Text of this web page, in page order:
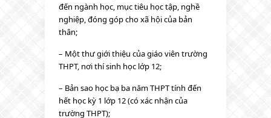
đến ngành học, mục tiêu học tập, nghề
nghiệp, đóng góp cho xã hội của bản
thân;
– Một thư giới thiệu của giáo viên trường
THPT, nơi thí sinh học lớp 12;
– Bản sao học bạ ba năm THPT tính đến
hết học kỳ 1 lớp 12 (có xác nhận của
trường THPT);